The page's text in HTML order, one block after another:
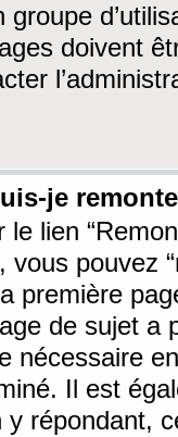
groupe
doivent
je
le lien
vous pouvez
première
de sujet a
nécessaire
Il est
y répondant,